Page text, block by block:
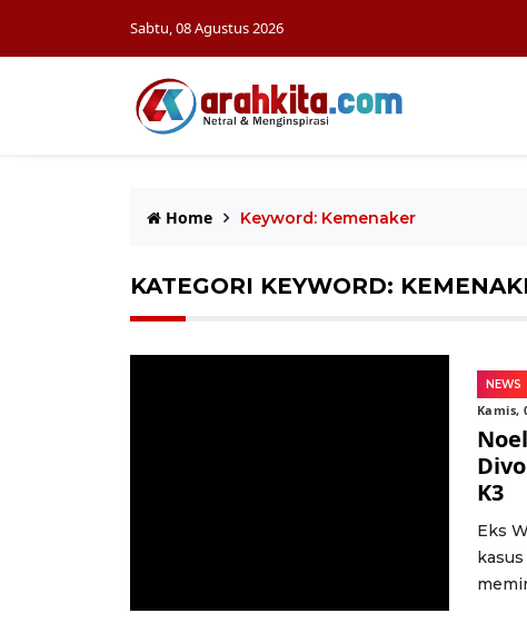
Sabtu, 08 Agustus 2026
Home Keyword: Kemenaker
KATEGORI KEYWORD:
NEWS
Kamis,
K3
Eks